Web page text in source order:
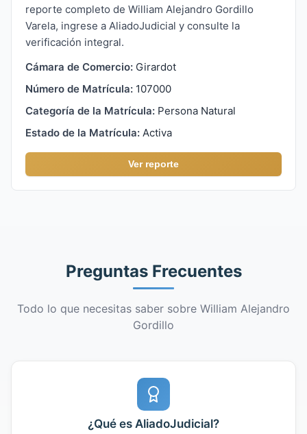
reporte completo de William Alejandro Gordillo
Varela, ingrese a AliadoJudicial y consulte la
verificación integral.
Cámara de Comercio: Girardot
Número de Matrícula: 107000
Categoría de la Matrícula: Persona Natural
Estado de la Matrícula: Activa
Ver reporte
Preguntas Frecuentes
Todo lo que necesitas saber sobre William Alejandro
Gordillo
¿Qué es AliadoJudicial?